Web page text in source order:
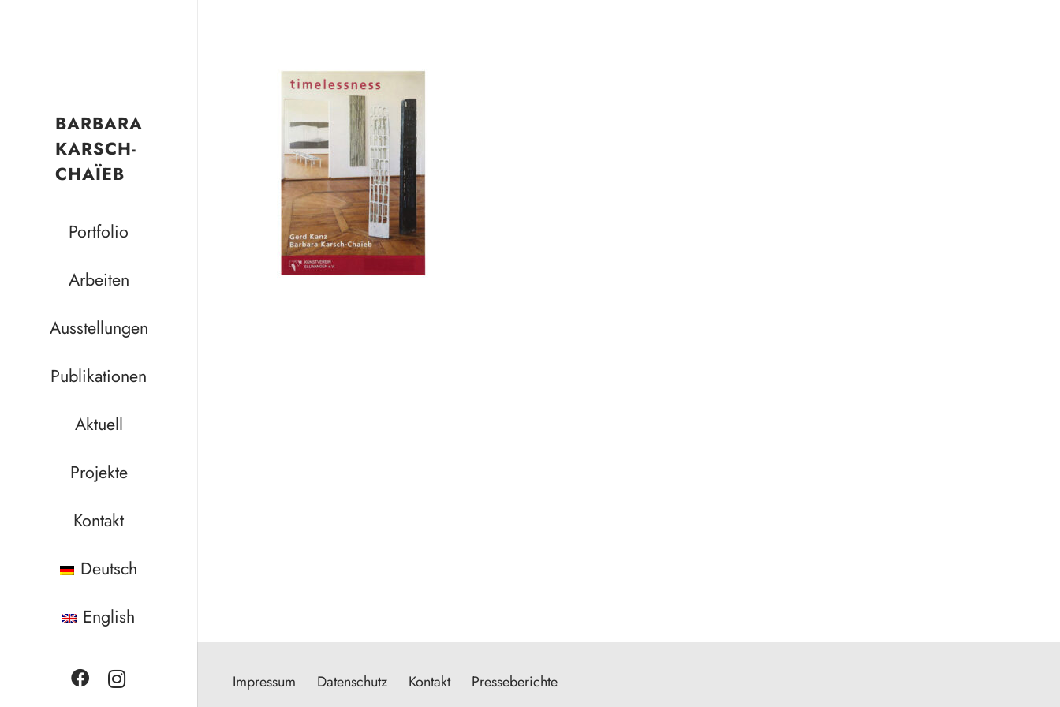
BARBARA
KARSCH-
CHAÏEB
Portfolio
Arbeiten
Ausstellungen
Publikationen
Aktuell
Projekte
Kontakt
Deutsch
English
Impressum Datenschutz Kontakt Presseberichte